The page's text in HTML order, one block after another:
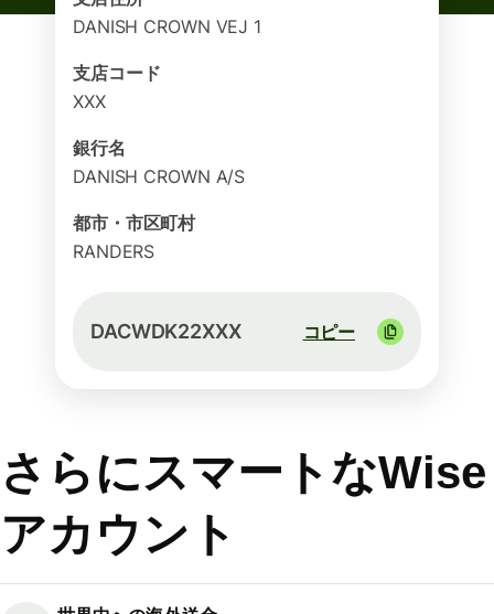
DANISH CROWN VEJ 1
支店コード
XXX
銀行名
DANISH CROWN A/S
都市・市区町村
RANDERS
DACWDK22XXX コピー
さらにスマートなWise
アカウント